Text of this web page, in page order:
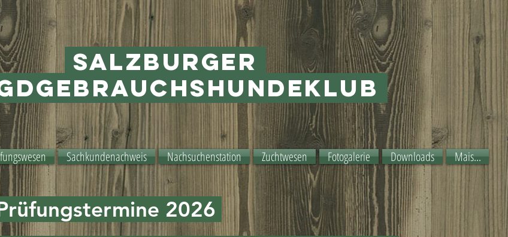
Salzburger
Sachkundenachweis Nachsuchenstation Zuchtwesen Fotogalerie Downloads Mais...
2026